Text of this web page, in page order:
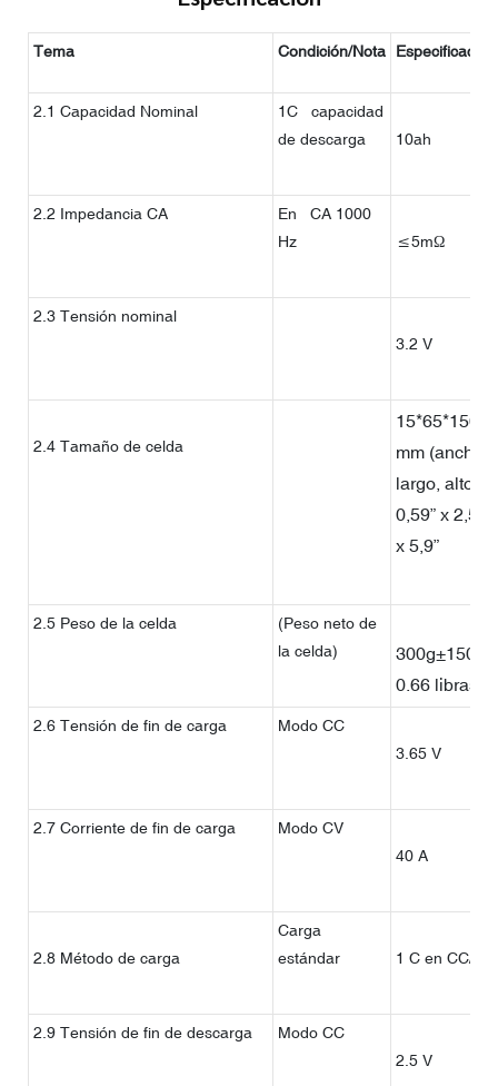
Tema Condición/Nota Especificación
2.1 Capacidad Nominal
1C capacidad
de descarga
10ah
2.2 Impedancia CA
En CA 1000
Hz
≤5mΩ
2.3 Tensión nominal
3.2 V
2.4 Tamaño de celda
15*65*150
mm (ancho,
largo, alto)
0,59” x 2,56”
x 5,9”
2.5 Peso de la celda
(Peso neto de
la celda)
300g±150g
0.66 libras
2.6 Tensión de fin de carga
Modo CC
3.65 V
2.7 Corriente de fin de carga
Modo CV
40 A
2.8 Método de carga
Carga
estándar
1 C en CC/CV
2.9 Tensión de fin de descarga
Modo CC
2.5 V